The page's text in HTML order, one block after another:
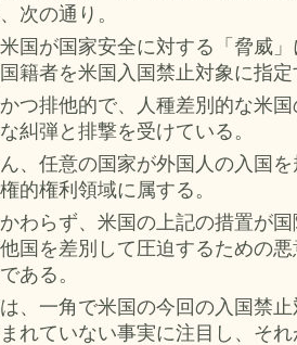
次の通り。
国が国家安全に対する「脅威
籍者を米国入国禁止対象に指
つ排他的で、人種差別的な米
糾弾と排撃を受けている。
、任意の国家が外国人の入国
的権利領域に属する。
わらず、米国の上記の措置が
国を差別して圧迫するための
ある。
、一角で米国の今回の入国禁
れていない事実に注目し、そ